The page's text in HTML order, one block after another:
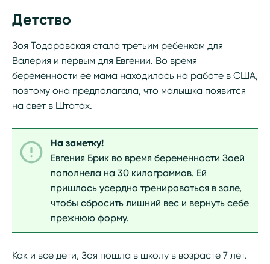
Детство
Зоя Тодоровская стала третьим ребенком для
Валерия и первым для Евгении. Во время
беременности ее мама находилась на работе в США,
поэтому она предполагала, что малышка появится
на свет в Штатах.
На заметку!
Евгения Брик во время беременности Зоей
пополнела на 30 килограммов. Ей
пришлось усердно тренироваться в зале,
чтобы сбросить лишний вес и вернуть себе
прежнюю форму.
Как и все дети, Зоя пошла в школу в возрасте 7 лет.